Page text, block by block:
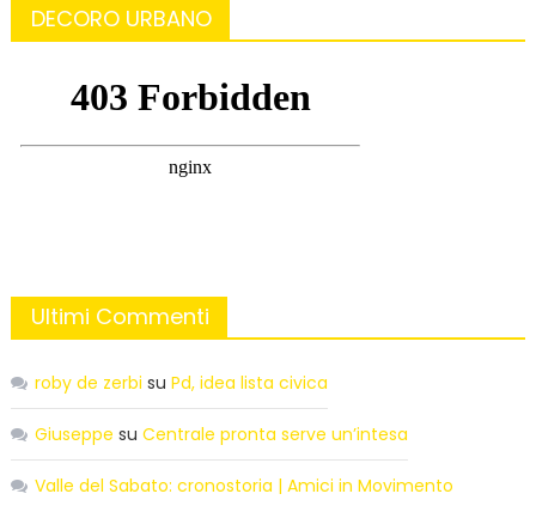
DECORO URBANO
Ultimi Commenti
roby de zerbi su Pd, idea lista civica
Giuseppe su Centrale pronta serve un’intesa
Valle del Sabato: cronostoria | Amici in Movimento